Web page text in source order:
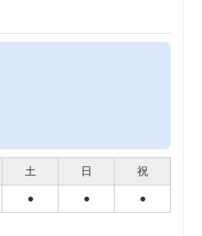
土 日 祝
● ● ●